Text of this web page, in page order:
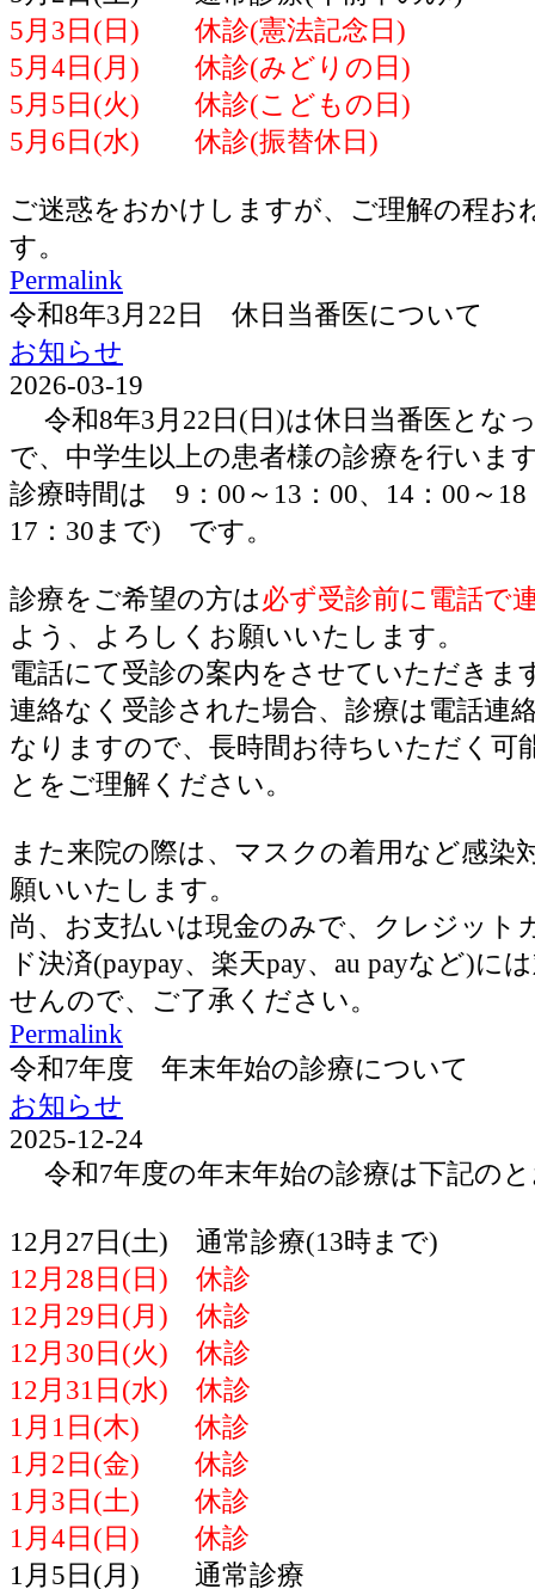
5月3日(日) 休診(憲法記念日)
5月4日(月) 休診(みどりの日)
5月5日(火) 休診(こどもの日)
5月6日(水) 休診(振替休日)
ご迷惑をおかけしますが、ご理解の程お
す。
Permalink
令和8年3月22日 休日当番医について
お知らせ
2026-03-19
令和8年3月22日(日)は休日当番医とな
で、中学生以上の患者様の診療を行いま
診療時間は 9：00～13：00、14：00～
17：30まで) です。
診療をご希望の方は必ず受診前に電話で
よう、よろしくお願いいたします。
電話にて受診の案内をさせていただきま
連絡なく受診された場合、診療は電話連
なりますので、長時間お待ちいただく可
とをご理解ください。
また来院の際は、マスクの着用など感染
願いいたします。
尚、お支払いは現金のみで、クレジット
ド決済(paypay、楽天pay、au payなど)に
せんので、ご了承ください。
Permalink
令和7年度 年末年始の診療について
お知らせ
2025-12-24
令和7年度の年末年始の診療は下記の
12月27日(土) 通常診療(13時まで)
12月28日(日) 休診
12月29日(月) 休診
12月30日(火) 休診
12月31日(水) 休診
1月1日(木) 休診
1月2日(金) 休診
1月3日(土) 休診
1月4日(日) 休診
1月5日(月) 通常診療